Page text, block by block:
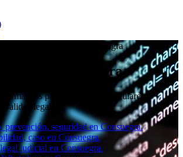
Consuegra
en Consuegra
para empresas, particulares y
validez legal.
prevención, seguridad en Consuegra.
caso en Consuegra.
judicial en Consuegra.